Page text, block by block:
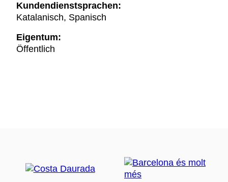
Kundendienstsprachen:
Katalanisch, Spanisch
Eigentum:
Öffentlich